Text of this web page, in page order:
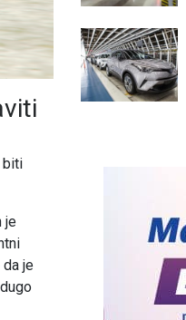
biti
je
je